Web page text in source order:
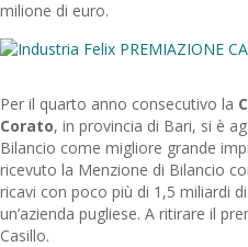
milione di euro.
Per il quarto anno consecutivo la
Corato, in provincia di Bari, si è
Bilancio come migliore grande
ricevuto la Menzione di Bilancio
ricavi con poco più di 1,5 miliardi
un’azienda pugliese. A ritirare il
Casillo.